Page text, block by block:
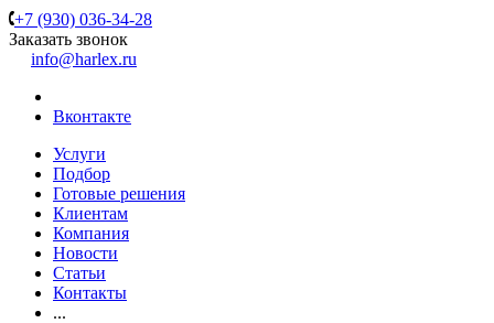
+7 (930) 036-34-28
Заказать звонок
info@harlex.ru
Вконтакте
Услуги
Подбор
Готовые решения
Клиентам
Компания
Новости
Статьи
Контакты
...